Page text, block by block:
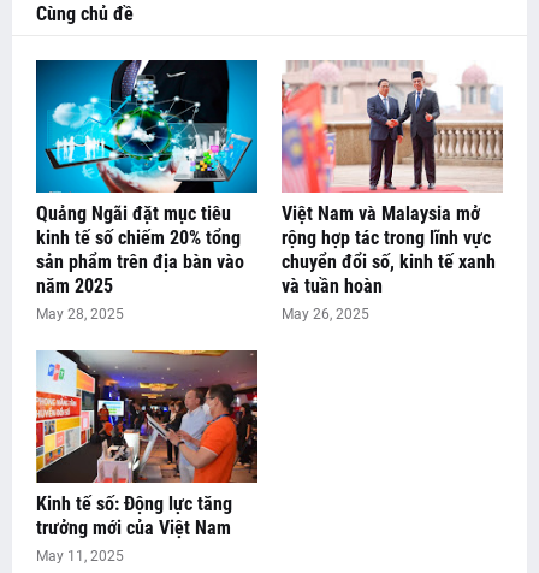
Cùng chủ đề
Quảng Ngãi đặt mục tiêu
kinh tế số chiếm 20% tổng
sản phẩm trên địa bàn vào
năm 2025
May 28, 2025
Việt Nam và Malaysia mở
rộng hợp tác trong lĩnh vực
chuyển đổi số, kinh tế xanh
và tuần hoàn
May 26, 2025
Kinh tế số: Động lực tăng
trưởng mới của Việt Nam
May 11, 2025